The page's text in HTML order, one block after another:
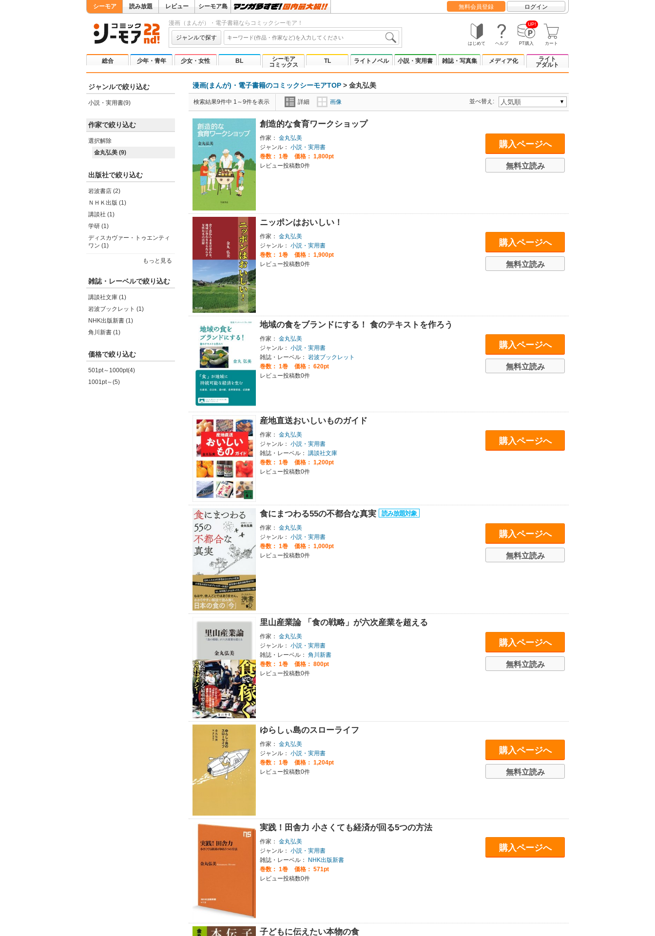
シーモア 読み放題 レビュー シーモア島 無料会員登録 ログイン
漫画（まんが）・電子書籍ならコミックシーモア！
ジャンルで探す
はじめて ヘルプ
UP!
PT購入 カート
総合 少年・青年 少女・女性 BL
シーモア
コミックス
TL ライトノベル 小説・実用書 雑誌・写真集 メディア化
ライト
アダルト
ジャンルで絞り込む
小説・実用書(9)
作家で絞り込む
選択解除
金丸弘美 (9)
出版社で絞り込む
岩波書店 (2)
ＮＨＫ出版 (1)
講談社 (1)
学研 (1)
ディスカヴァー・トゥエンティ
ワン (1)
もっと見る
雑誌・レーベルで絞り込む
講談社文庫 (1)
岩波ブックレット (1)
NHK出版新書 (1)
角川新書 (1)
価格で絞り込む
501pt～1000pt(4)
1001pt～(5)
漫画(まんが)・電子書籍のコミックシーモアTOP > 金丸弘美
検索結果9件中 1～9件を表示 詳細 画像 並べ替え:
創造的な食育ワークショップ
作家： 金丸弘美
ジャンル： 小説・実用書
巻数： 1巻
価格： 1,800pt
レビュー投稿数0件
購入ページへ
無料立読み
ニッポンはおいしい！
作家： 金丸弘美
ジャンル： 小説・実用書
巻数： 1巻
価格： 1,900pt
レビュー投稿数0件
購入ページへ
無料立読み
地域の食をブランドにする！ 食のテキストを作ろう
作家： 金丸弘美
ジャンル： 小説・実用書
雑誌・レーベル： 岩波ブックレット
巻数： 1巻
価格： 620pt
レビュー投稿数0件
購入ページへ
無料立読み
産地直送おいしいものガイド
作家： 金丸弘美
ジャンル： 小説・実用書
雑誌・レーベル： 講談社文庫
巻数： 1巻
価格： 1,200pt
レビュー投稿数0件
購入ページへ
食にまつわる55の不都合な真実
作家： 金丸弘美
ジャンル： 小説・実用書
巻数： 1巻
価格： 1,000pt
レビュー投稿数0件
購入ページへ
無料立読み
里山産業論 「食の戦略」が六次産業を超える
作家： 金丸弘美
ジャンル： 小説・実用書
雑誌・レーベル： 角川新書
巻数： 1巻
価格： 800pt
レビュー投稿数0件
購入ページへ
無料立読み
ゆらしぃ島のスローライフ
作家： 金丸弘美
ジャンル： 小説・実用書
巻数： 1巻
価格： 1,204pt
レビュー投稿数0件
購入ページへ
無料立読み
実践！田舎力 小さくても経済が回る5つの方法
作家： 金丸弘美
ジャンル： 小説・実用書
雑誌・レーベル：
NHK出版新書
巻数： 1巻
価格： 571pt
レビュー投稿数0件
購入ページへ
子どもに伝えたい本物の食